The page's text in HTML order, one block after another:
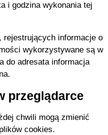
i godzina wykonania tej
rejestrujących informacje o
wykorzystywane są w
do adresata informacja
przeglądarce
chwili mogą zmienić
cookies.